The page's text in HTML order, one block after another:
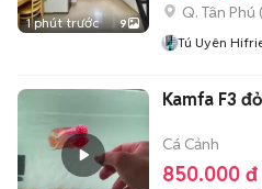
1 phút trước 9
Q. Tân Phú
Tú Uyên
Kamfa F3
Cá Cảnh
850.000 đ